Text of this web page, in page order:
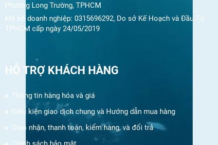
Phường Long Trường, TPHCM
Mã số doanh nghiệp: 0315696292, Do sở Kế Hoạch và Đầu Tư
TPHCM cấp ngày 24/05/2019
HỖ TRỢ KHÁCH HÀNG
Thông tin hàng hóa và giá
Điều kiện giao dịch chung và Hướng dẫn mua hàng
Giao nhận, thanh toán, kiểm hàng, và đổi trả